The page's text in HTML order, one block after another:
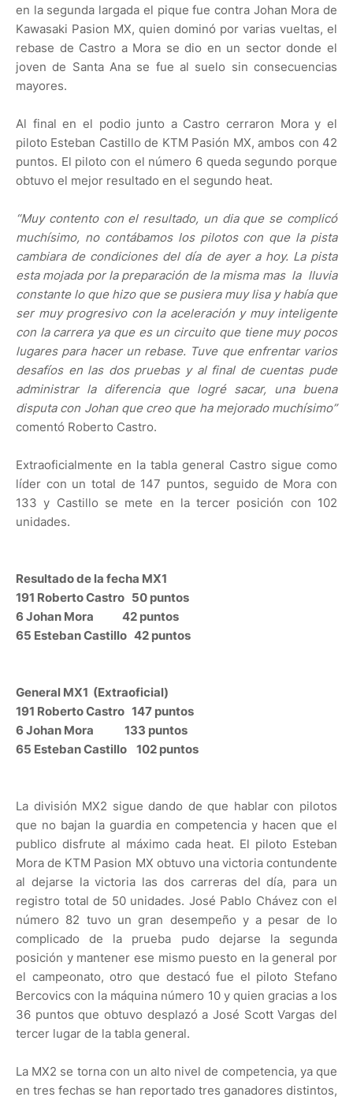
en la segunda largada el pique fue contra Johan Mora de
Kawasaki Pasion MX, quien dominó por varias vueltas, el
rebase de Castro a Mora se dio en un sector donde el
joven de Santa Ana se fue al suelo sin consecuencias
mayores.
Al final en el podio junto a Castro cerraron Mora y el
piloto Esteban Castillo de KTM Pasión MX, ambos con 42
puntos. El piloto con el número 6 queda segundo porque
obtuvo el mejor resultado en el segundo heat.
“Muy contento con el resultado, un dia que se complicó
muchísimo, no contábamos los pilotos con que la pista
cambiara de condiciones del día de ayer a hoy. La pista
esta mojada por la preparación de la misma mas la lluvia
constante lo que hizo que se pusiera muy lisa y había que
ser muy progresivo con la aceleración y muy inteligente
con la carrera ya que es un circuito que tiene muy pocos
lugares para hacer un rebase. Tuve que enfrentar varios
desafíos en las dos pruebas y al final de cuentas pude
administrar la diferencia que logré sacar, una buena
disputa con Johan que creo que ha mejorado muchísimo”
comentó Roberto Castro.
Extraoficialmente en la tabla general Castro sigue como
líder con un total de 147 puntos, seguido de Mora con
133 y Castillo se mete en la tercer posición con 102
unidades.
Resultado de la fecha MX1
191 Roberto Castro 50 puntos
6 Johan Mora 42 puntos
65 Esteban Castillo 42 puntos
General MX1 (Extraoficial)
191 Roberto Castro 147 puntos
6 Johan Mora 133 puntos
65 Esteban Castillo 102 puntos
La división MX2 sigue dando de que hablar con pilotos
que no bajan la guardia en competencia y hacen que el
publico disfrute al máximo cada heat. El piloto Esteban
Mora de KTM Pasion MX obtuvo una victoria contundente
al dejarse la victoria las dos carreras del día, para un
registro total de 50 unidades. José Pablo Chávez con el
número 82 tuvo un gran desempeño y a pesar de lo
complicado de la prueba pudo dejarse la segunda
posición y mantener ese mismo puesto en la general por
el campeonato, otro que destacó fue el piloto Stefano
Bercovics con la máquina número 10 y quien gracias a los
36 puntos que obtuvo desplazó a José Scott Vargas del
tercer lugar de la tabla general.
La MX2 se torna con un alto nivel de competencia, ya que
en tres fechas se han reportado tres ganadores distintos,